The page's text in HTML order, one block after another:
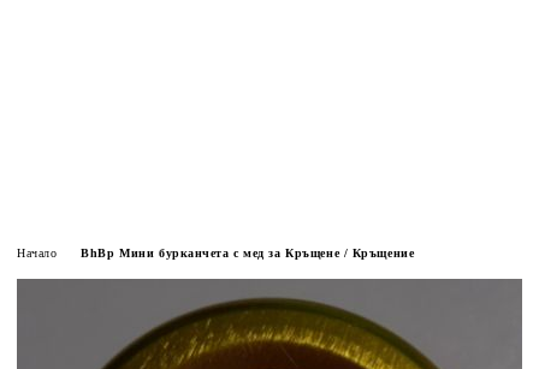
Начало BhBp Мини бурканчета с мед за Кръщене / Кръщение